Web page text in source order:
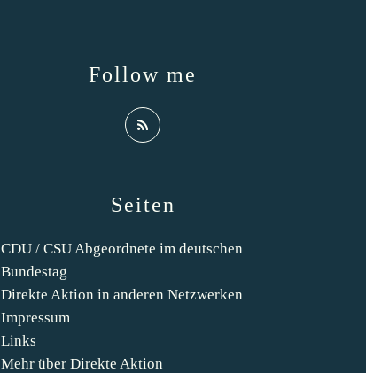
Seiten
CDU / CSU Abgeordnete im deutschen
Bundestag
Direkte Aktion in anderen Netzwerken
Impressum
Links
Mehr über Direkte Aktion
Follow me